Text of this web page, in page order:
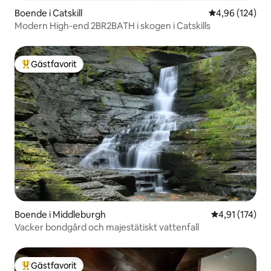
Boende i Catskill 4,96 av 5 i
4,96 (124)
Modern High-end 2BR2BATH i skogen i Catskills
Populär gästfavorit
Gästfavorit
Boende i Middleburgh 4,91 av 5 i
4,91 (174)
Vacker bondgård och majestätiskt vattenfall
Gästfavorit